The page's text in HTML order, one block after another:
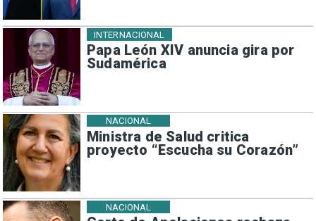
Papa León XIV anuncia gira por
Sudamérica
INTERNACIONAL
Ministra de Salud critica
proyecto “Escucha su Corazón”
NACIONAL
NACIONAL